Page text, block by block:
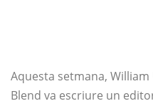
Aquesta setmana,
Blend va escriure un